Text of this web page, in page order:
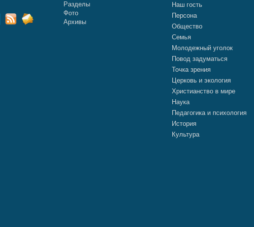
Разделы
Фото
Архивы
Наш гость
Персона
Общество
Семья
Молодежный уголок
Повод задуматься
Точка зрения
Церковь и экология
Христианство в мире
Наука
Педагогика и психология
История
Культура